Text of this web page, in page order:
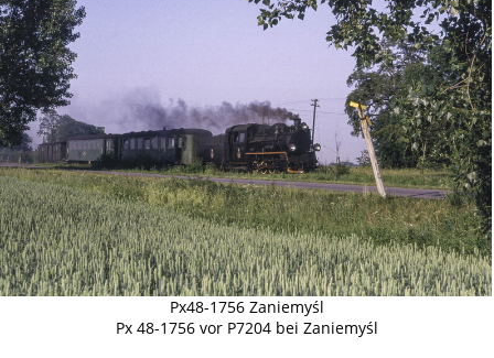
Px48-1756 Zaniemyśl
Px 48-1756 vor P7204 bei Zaniemyśl